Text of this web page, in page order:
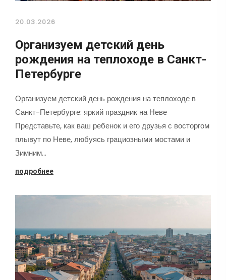
20.03.2026
Организуем детский день
рождения на теплоходе в Санкт-
Петербурге
Организуем детский день рождения на теплоходе в
Санкт-Петербурге: яркий праздник на Неве
Представьте, как ваш ребенок и его друзья с восторгом
плывут по Неве, любуясь грациозными мостами и
Зимним…
подробнее